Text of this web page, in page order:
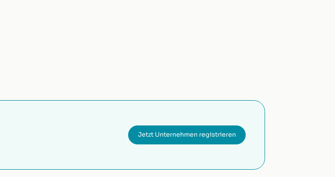
Jetzt Unternehmen registrieren